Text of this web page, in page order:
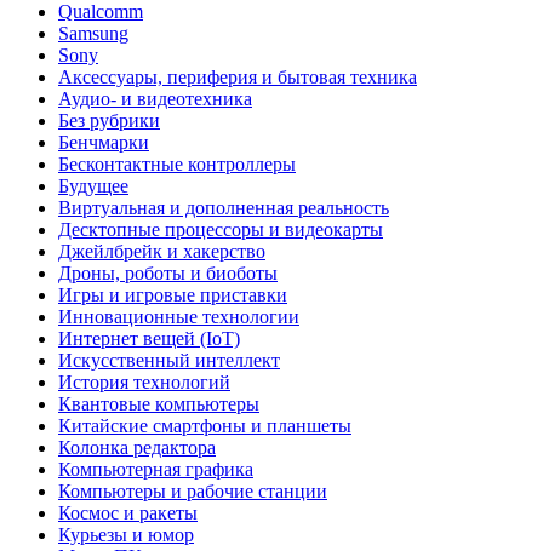
Qualcomm
Samsung
Sony
Аксессуары, периферия и бытовая техника
Аудио- и видеотехника
Без рубрики
Бенчмарки
Бесконтактные контроллеры
Будущее
Виртуальная и дополненная реальность
Десктопные процессоры и видеокарты
Джейлбрейк и хакерство
Дроны, роботы и биоботы
Игры и игровые приставки
Инновационные технологии
Интернет вещей (IoT)
Искусственный интеллект
История технологий
Квантовые компьютеры
Китайские смартфоны и планшеты
Колонка редактора
Компьютерная графика
Компьютеры и рабочие станции
Космос и ракеты
Курьезы и юмор